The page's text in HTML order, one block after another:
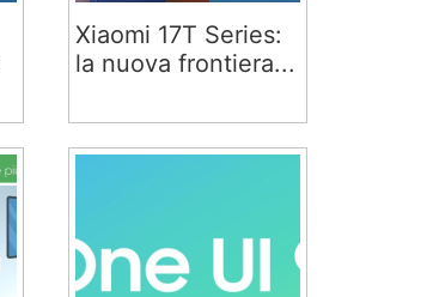
Xiaomi 17T Series:
la nuova frontiera...